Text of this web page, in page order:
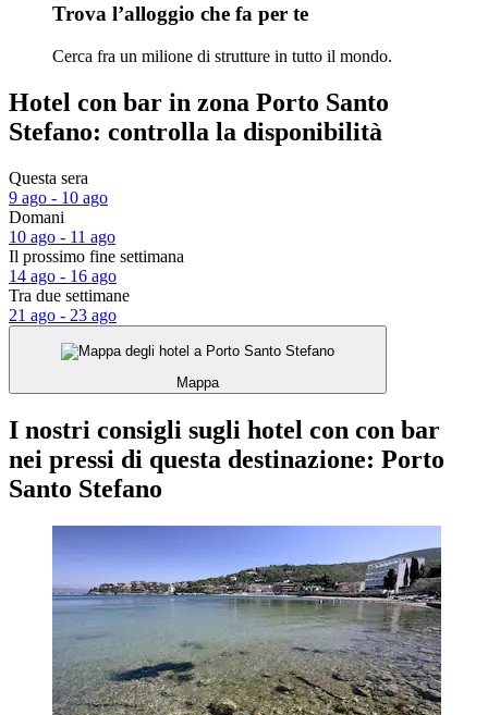
Trova l’alloggio che fa per te
Cerca fra un milione di strutture in tutto il mondo.
Hotel con bar in zona Porto Santo
Stefano: controlla la disponibilità
Questa sera
9 ago - 10 ago
Domani
10 ago - 11 ago
Il prossimo fine settimana
14 ago - 16 ago
Tra due settimane
21 ago - 23 ago
Mappa
I nostri consigli sugli hotel con con bar
nei pressi di questa destinazione: Porto
Santo Stefano